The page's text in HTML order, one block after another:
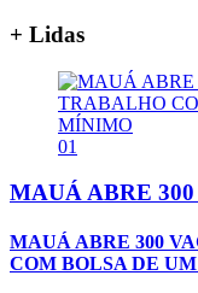
+ Lidas
01
MAUÁ ABRE
MAUÁ ABRE 300
COM BOLSA DE